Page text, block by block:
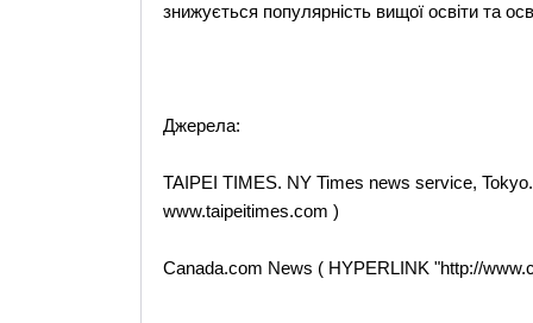
знижується популярність вищої освіти та
Джерела:
TAIPEI TIMES. NY Times news service,
www.taipeitimes.com )
Canada.com News ( HYPERLINK "http://